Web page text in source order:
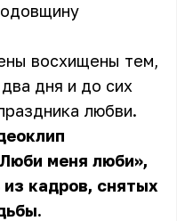
восхищены тем,
дня и до сих
любви.
меня люби»,
кадров, снятых